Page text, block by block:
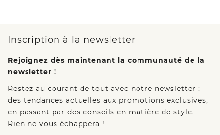
Inscription à la newsletter
Rejoignez dès maintenant la communauté de la
newsletter !
Restez au courant de tout avec notre newsletter :
des tendances actuelles aux promotions exclusives,
en passant par des conseils en matière de style.
Rien ne vous échappera !